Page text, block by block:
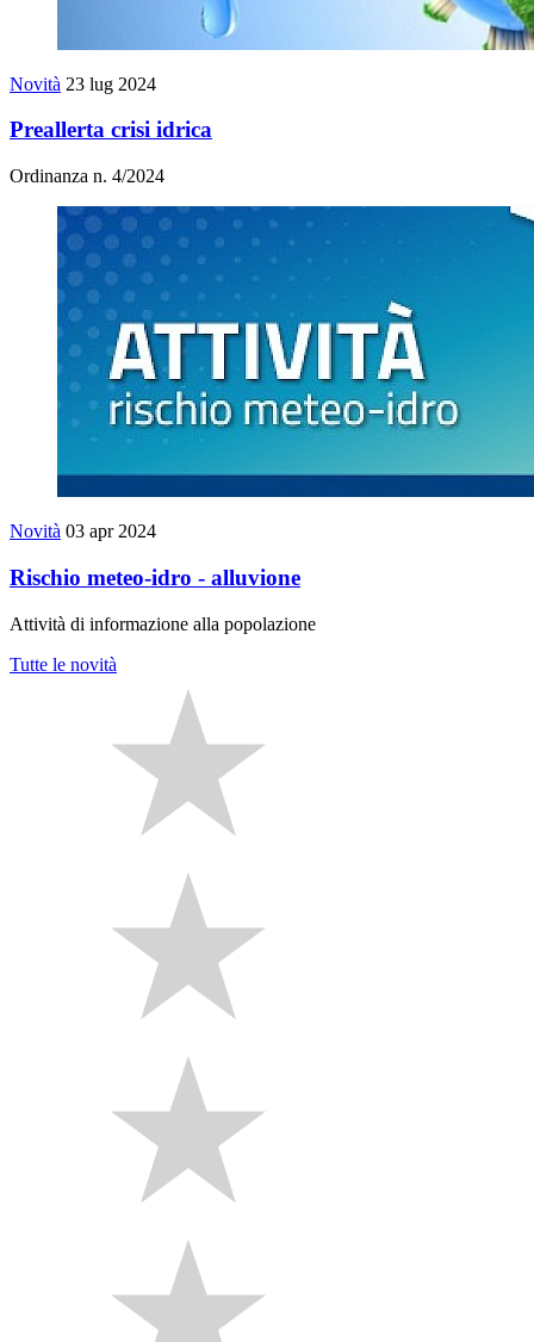
Novità 23 lug 2024
Preallerta crisi idrica
Ordinanza n. 4/2024
Novità 03 apr 2024
Rischio meteo-idro - alluvione
Attività di informazione alla popolazione
Tutte le novità